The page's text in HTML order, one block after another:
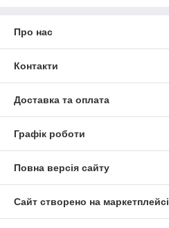
Про нас
Контакти
Доставка та оплата
Графік роботи
Повна версія сайту
Сайт створено на маркетплейсі